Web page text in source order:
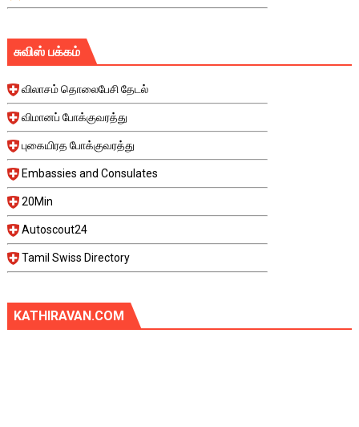
சுவிஸ் பக்கம்
விலாசம் தொலைபேசி தேடல்
விமானப் போக்குவரத்து
புகையிரத போக்குவரத்து
Embassies and Consulates
20Min
Autoscout24
Tamil Swiss Directory
KATHIRAVAN.COM